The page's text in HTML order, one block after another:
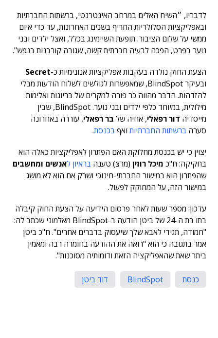
לדבריו, ״השיח האלים במרחב האינטרנטי, ברשתות החברתיות
ובאפליקציות הסלולריות החריף בשנים האחרונות, עד כדי איום
ממשי על שלום הציבור. תופעת השיימינג בכלל, ואצל ילדים ובני
נוער בפרט, הפכה לבעיה חברתית קשה, שגובה קורבנות בנפש".
הצעת החוק נולדה בעקבות אפליקציות אנונימיות כ-Secret
ובעיקר BlindSpot, שמאפשרות לגולשים לשלוח הודעות מבלי
להזדהות. הדבר מהווה כר פורה למקרים של בריונות ואלימות
מילולית, במיוחד כלפי ילדים ובני נוער. BlindSpot, שבין
מייסדיה דור רפאלי, אחיה של בר רפאלי, עוררה באחרונה
סערה ברשתות החברתיות ואף בכנסת.
יצוין כי יש בכנסת מחלוקת האם הפתרון לאפליקציות כאלה הוא
בחקיקה: ח"כ מיכל רוזין (מרצ) טענה בראיון לאנשים ומחשבים
שהפתרון הוא במישור החברתי-חינוכי ושרק אם הוא לא מושג
במישור הזה, על המחוקק לפעול.
עדכון: מספר שעות לאחר פרסום הידיעה על הצעת החוק קיבלה
בתו בת ה-24 של ביטן הודעה ב-BlindSpot מאלמוני שכתב לה:
"חמודה, תגידי לאבא שלך שיעסוק בדברים אחרים". ח"כ ביטן
אמר בתגובה כי הוא "רואה את ההודעה בחומרה רבה ומאמין
ביתר שאת שהאפליקציה הזאת ודומותיה מסוכנות".
כנסת BlindSpot דוד ביטן